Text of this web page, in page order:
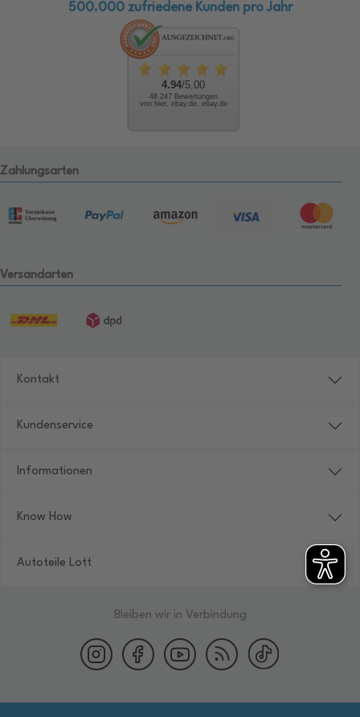
500.000 zufriedene Kunden pro Jahr
4.94/5.00
48.247 Bewertungen
von hier, ebay.de, ebay.de
Zahlungsarten
Versandarten
Kontakt
Kundenservice
Informationen
Know How
Autoteile Lott
Bleiben wir in Verbindung